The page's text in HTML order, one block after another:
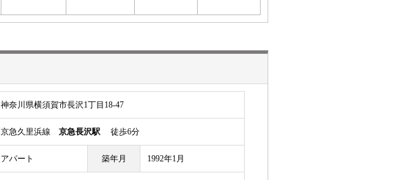
神奈川県横須賀市長沢1丁目18-47
京急久里浜線 京急長沢駅 徒歩6分
アパート 築年月 1992年1月